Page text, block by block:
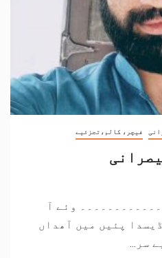
فیچر، کالم،تجزئیے
وئے آ
پئیں میں آھداں
سر...